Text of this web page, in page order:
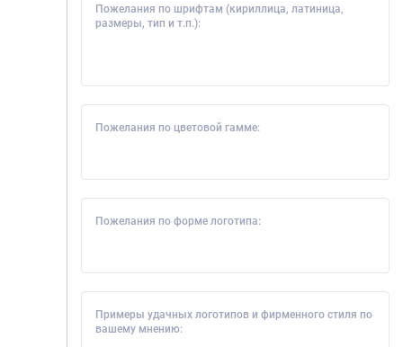
Пожелания по шрифтам (кириллица, латиница,
размеры, тип и т.п.):
Пожелания по цветовой гамме:
Пожелания по форме логотипа:
Примеры удачных логотипов и фирменного стиля по
вашему мнению: